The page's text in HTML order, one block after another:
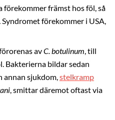
förekommer främst hos föl, så
Syndromet förekommer i USA,
avC. botulinum, till
Bakterierna bildar sedan
annan sjukdom,stelkramp
, smittar däremot oftast via